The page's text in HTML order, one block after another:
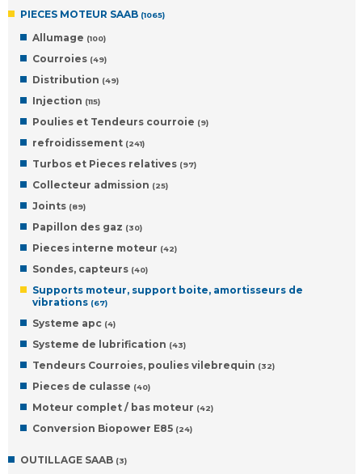
PIECES MOTEUR SAAB (1065)
Allumage (100)
Courroies (49)
Distribution (49)
Injection (115)
Poulies et Tendeurs courroie (9)
refroidissement (241)
Turbos et Pieces relatives (97)
Collecteur admission (25)
Joints (89)
Papillon des gaz (30)
Pieces interne moteur (42)
Sondes, capteurs (40)
Supports moteur, support boite, amortisseurs de
vibrations (67)
Systeme apc (4)
Systeme de lubrification (43)
Tendeurs Courroies, poulies vilebrequin (32)
Pieces de culasse (40)
Moteur complet / bas moteur (42)
Conversion Biopower E85 (24)
OUTILLAGE SAAB (3)